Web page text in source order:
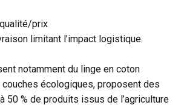
prix
limitant l’impact logistique.
notamment du linge en coton
écologiques, proposent des
50 % de produits issus de l’agriculture